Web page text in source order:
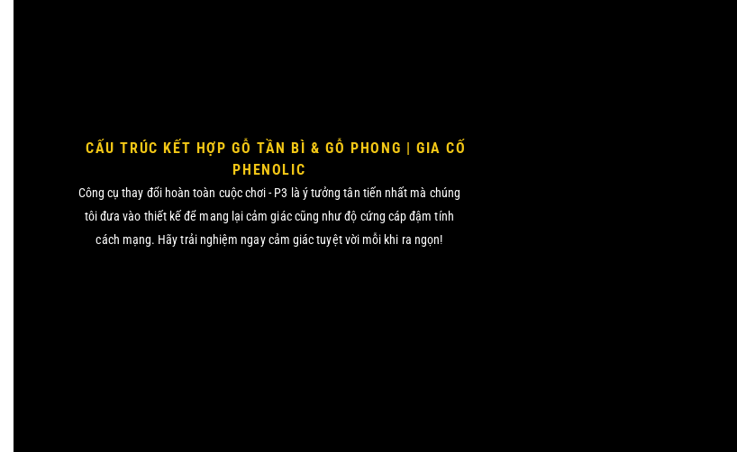
CẤU TRÚC KẾT HỢP GỖ TẦN BÌ & GỖ PHONG | GIA CỐ
PHENOLIC
Công cụ thay đổi hoàn toàn cuộc chơi - P3 là ý tưởng tân tiến nhất mà chúng
tôi đưa vào thiết kế để mang lại cảm giác cũng như độ cứng cáp đậm tính
cách mạng. Hãy trải nghiệm ngay cảm giác tuyệt vời mỗi khi ra ngọn!